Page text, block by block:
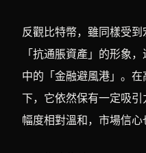
反觀比特幣，雖同樣受
「抗通脹資產」的形象
中的「金融避風港」。
下，它依然保有一定吸
幅度相對溫和，市場信心